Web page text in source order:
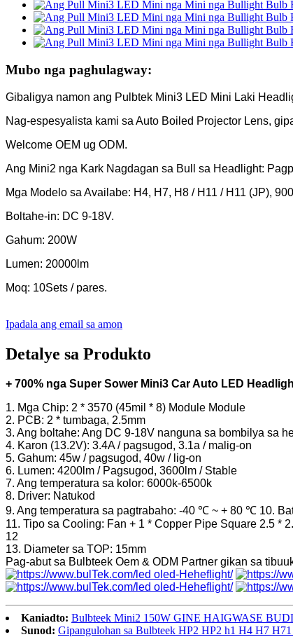
Mubo nga paghulagway:
Gibaligya namon ang Pulbtek Mini3 LED Mini Laki
Nag-espesyalista kami sa Auto Boiled Projector Lens,
Welcome OEM ug ODM.
Ang Mini2 nga Kark Nagdagan sa Bull sa Headlight:
Mga Modelo sa Availabe: H4, H7, H8 / H11 / H11 (JP),
Boltahe-in: DC 9-18V.
Gahum: 200W
Lumen: 20000lm
Moq: 10Sets / pares.
Ipadala ang email sa amon
Detalye sa Produkto
+ 700% nga Super Sower Mini3 Car Auto LED
1. Mga Chip: 2 * 3570 (45mil * 8) Module Module
2. PCB: 2 * tumbaga, 2.5mm
3. Ang boltahe: Ang DC 9-18V nanguna sa bombilya sa
4. Karon (13.2V): 3.4A / pagsugod, 3.1a / malig-on
5. Gahum: 45w / pagsugod, 40w / lig-on
6. Lumen: 4200lm / Pagsugod, 3600lm / Stable
7. Ang temperatura sa kolor: 6000k-6500k
8. Driver: Natukod
9. Ang temperatura sa pagtrabaho: -40 ℃ ~ + 80 ℃ 10.
11. Tipo sa Cooling: Fan + 1 * Copper Pipe Square 2.5 *
12
13. Diameter sa TOP: 15mm
Pag-abut sa Bulbteek Oem & ODM Partner gikan sa
Kaniadto: Bulbteek Mini2 150W GINE HAIGWASE
Sunod: Gipangulohan sa Bulbteek HP2 HP2 h1 H4 H7